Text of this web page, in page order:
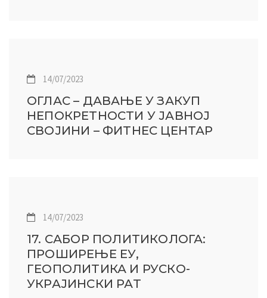
14/07/2023
ОГЛАС – ДАВАЊЕ У ЗАКУП
НЕПОКРЕТНОСТИ У ЈАВНОЈ
СВОЈИНИ – ФИТНЕС ЦЕНТАР
14/07/2023
17. САБОР ПОЛИТИКОЛОГА:
ПРОШИРЕЊЕ ЕУ,
ГЕОПОЛИТИКА И РУСКО-
УКРАЈИНСКИ РАТ